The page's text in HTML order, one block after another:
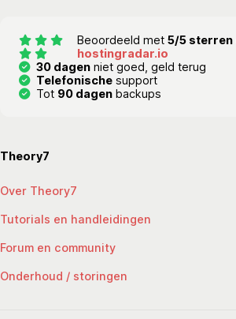
Beoordeeld met 5/5 sterren
hostingradar.io
30 dagen niet goed, geld terug
Telefonische support
Tot 90 dagen backups
Theory7
Over Theory7
Tutorials en handleidingen
Forum en community
Onderhoud / storingen